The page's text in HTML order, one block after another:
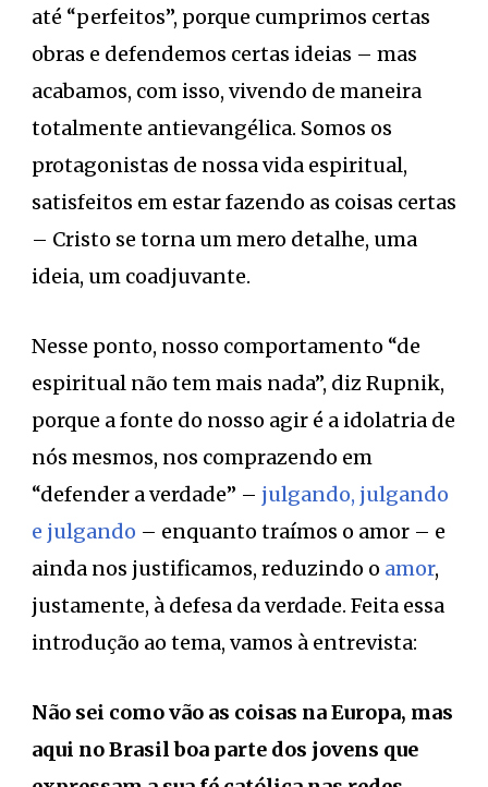
até “perfeitos”, porque cumprimos certas
obras e defendemos certas ideias – mas
acabamos, com isso, vivendo de maneira
totalmente antievangélica. Somos os
protagonistas de nossa vida espiritual,
satisfeitos em estar fazendo as coisas certas
– Cristo se torna um mero detalhe, uma
ideia, um coadjuvante.
Nesse ponto, nosso comportamento “de
espiritual não tem mais nada”, diz Rupnik,
porque a fonte do nosso agir é a idolatria de
nós mesmos, nos comprazendo em
“defender a verdade” – julgando, julgando
e julgando – enquanto traímos o amor – e
ainda nos justificamos, reduzindo o amor,
justamente, à defesa da verdade. Feita essa
introdução ao tema, vamos à entrevista:
Não sei como vão as coisas na Europa, mas
aqui no Brasil boa parte dos jovens que